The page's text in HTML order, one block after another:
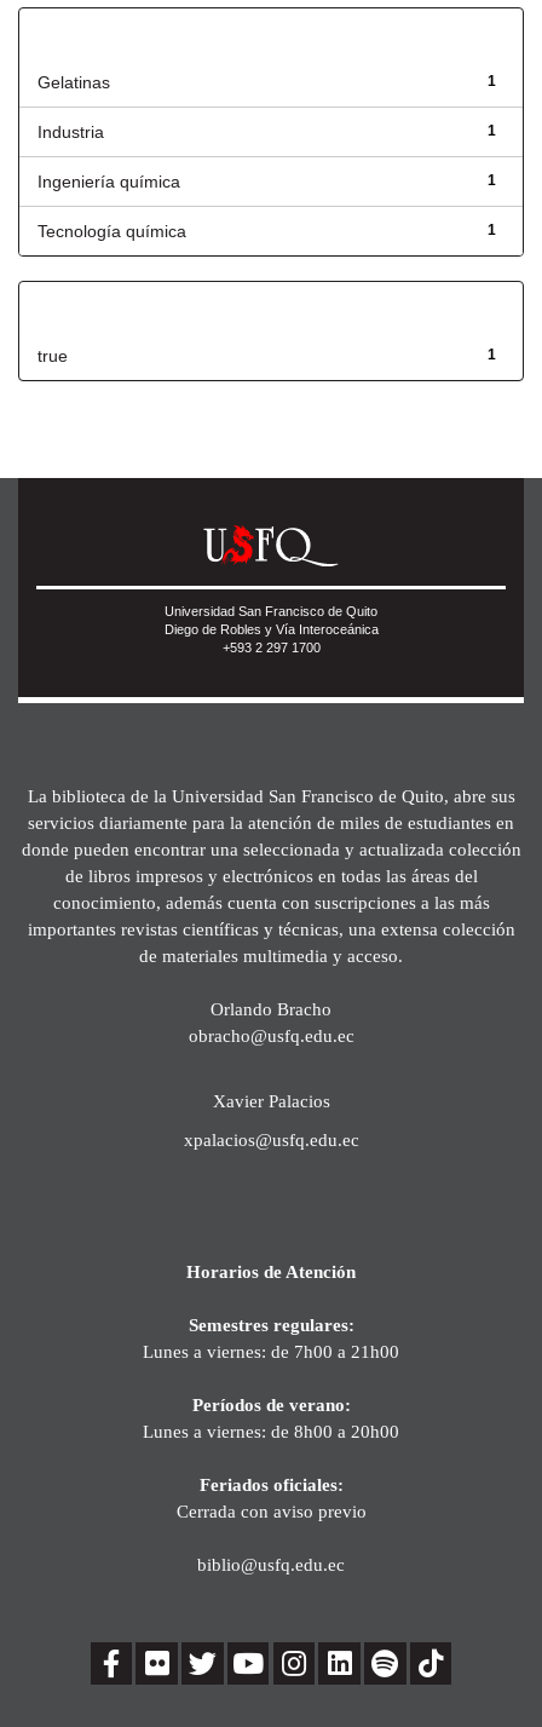
1
Gelatinas
1
Industria
1
Ingeniería química
1
Tecnología química
1
true
Universidad San Francisco de Quito
Diego de Robles y Vía Interoceánica
+593 2 297 1700
La biblioteca de la Universidad San Francisco de Quito, abre sus
servicios diariamente para la atención de miles de estudiantes en
donde pueden encontrar una seleccionada y actualizada colección
de libros impresos y electrónicos en todas las áreas del
conocimiento, además cuenta con suscripciones a las más
importantes revistas científicas y técnicas, una extensa colección
de materiales multimedia y acceso.
Orlando Bracho
obracho@usfq.edu.ec
Xavier Palacios
xpalacios@usfq.edu.ec
Horarios de Atención
Semestres regulares:
Lunes a viernes: de 7h00 a 21h00
Períodos de verano:
Lunes a viernes: de 8h00 a 20h00
Feriados oficiales:
Cerrada con aviso previo
biblio@usfq.edu.ec